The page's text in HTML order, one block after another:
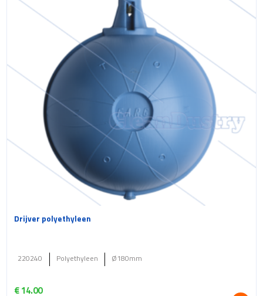
Drijver polyethyleen
€14.00
220240 Polyethyleen Ø180mm